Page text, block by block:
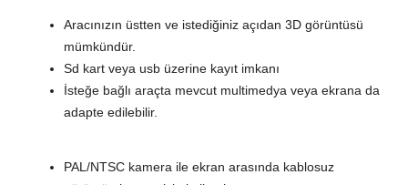
Aracınızın üstten ve istediğiniz açıdan 3D görüntüsü
mümkündür.
Sd kart veya usb üzerine kayıt imkanı
İsteğe bağlı araçta mevcut multimedya veya ekrana da
adapte edilebilir.
PAL/NTSC kamera ile ekran arasında kablosuz